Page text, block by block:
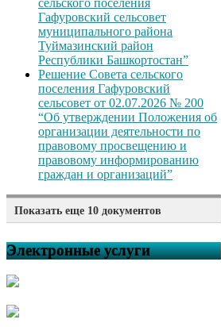
Гафуровский сельсовет
муниципального района
Туймазинский район
Республики Башкортостан”
Решение Совета сельского
поселения Гафуровский
сельсовет от 02.07.2026 № 200
“Об утверждении Положения об
организации деятельности по
правовому просвещению и
правовому информированию
граждан и организаций”
Показать еще 10 документов
поселения Гафуровский
сельсовет от 02.07.2026 № 199
Электронные услуги